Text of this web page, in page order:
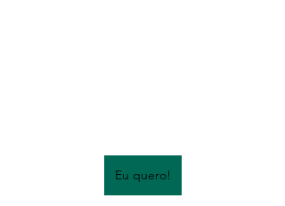
Eu quero!